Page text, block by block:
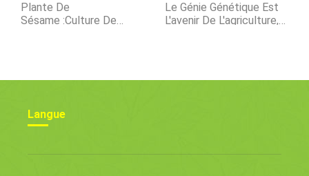
Plante De
Sésame :culture De
Le Génie Génétique Est
L'avenir De L'agriculture,
Langue